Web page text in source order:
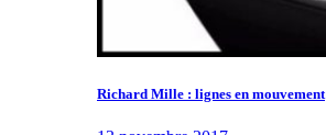
Richard Mille : lignes en mouvement